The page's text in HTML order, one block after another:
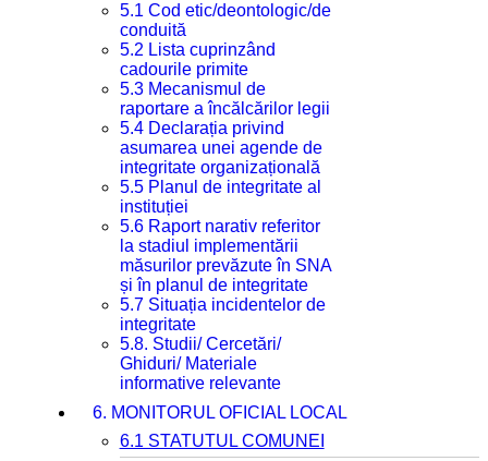
5.1 Cod etic/deontologic/de
conduită
5.2 Lista cuprinzând
cadourile primite
5.3 Mecanismul de
raportare a încălcărilor legii
5.4 Declarația privind
asumarea unei agende de
integritate organizațională
5.5 Planul de integritate al
instituției
5.6 Raport narativ referitor
la stadiul implementării
măsurilor prevăzute în SNA
și în planul de integritate
5.7 Situația incidentelor de
integritate
5.8. Studii/ Cercetări/
Ghiduri/ Materiale
informative relevante
6. MONITORUL OFICIAL LOCAL
6.1 STATUTUL COMUNEI